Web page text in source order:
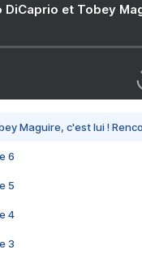
DiCaprio et Tobey
Maguire, c'est lui !
6
5
4
3